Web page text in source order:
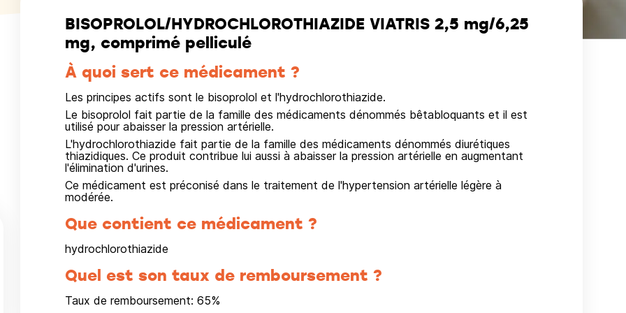
BISOPROLOL/HYDROCHLOROTHIAZIDE VIATRIS 2,5 mg/6,25
mg, comprimé pelliculé
À quoi sert ce médicament ?
Les principes actifs sont le bisoprolol et l'hydrochlorothiazide.
Le bisoprolol fait partie de la famille des médicaments dénommés bêtabloquants et il est
utilisé pour abaisser la pression artérielle.
L'hydrochlorothiazide fait partie de la famille des médicaments dénommés diurétiques
thiazidiques. Ce produit contribue lui aussi à abaisser la pression artérielle en augmentant
l'élimination d'urines.
Ce médicament est préconisé dans le traitement de l'hypertension artérielle légère à
modérée.
Que contient ce médicament ?
hydrochlorothiazide
Quel est son taux de remboursement ?
Taux de remboursement: 65%